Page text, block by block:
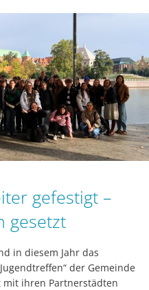
gefestigt –
gesetzt
in diesem Jahr das
der Gemeinde
ihren Partnerstädten